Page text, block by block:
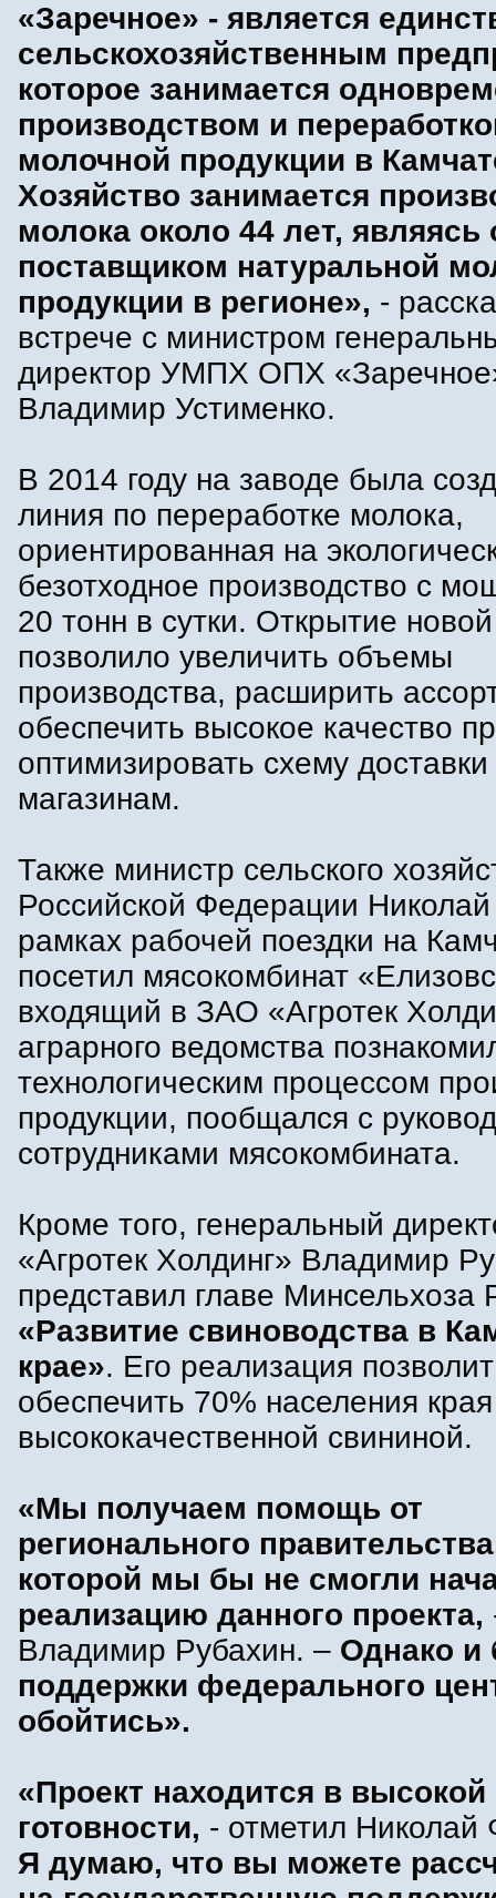
«Заречное» - является
сельскохозяйственным
которое занимается
производством и
молочной продукции в
Хозяйство занимается
молока около 44 лет,
поставщиком натуральной
продукции в регионе», -
встрече с министром
директор УМПХ ОПХ
Владимир Устименко.
В 2014 году на заводе была
линия по переработке молока,
ориентированная на
безотходное производство с
20 тонн в сутки. Открытие
позволило увеличить объемы
производства, расширить
обеспечить высокое качество
оптимизировать схему
магазинам.
Также министр сельского
Российской Федерации
рамках рабочей поездки на
посетил мясокомбинат
входящий в ЗАО «Агротек
аграрного ведомства
технологическим процессом
продукции, пообщался с
сотрудниками мясокомбината.
Кроме того, генеральный
«Агротек Холдинг» Владимир
представил главе Минсельхоза
«Развитие свиноводства в
крае». Его реализация позволит
обеспечить 70% населения края
высококачественной свининой.
«Мы получаем помощь от
регионального
которой мы бы не смогли
реализацию данного проекта,
Владимир Рубахин. – Однако и
поддержки федерального
обойтись».
«Проект находится в высокой
готовности, - отметил Николай
Я думаю, что вы можете